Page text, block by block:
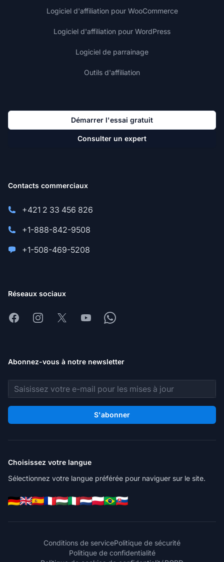
Logiciel d'affiliation pour WooCommerce
Logiciel d'affiliation pour WordPress
Logiciel de parrainage
Outils d'affiliation
Démarrer l'essai gratuit
Consulter un expert
Contacts commerciaux
+421 2 33 456 826
+1-888-842-9508
+1-508-469-5208
Réseaux sociaux
FacebookInstagram
X YoutubeWhatsapp
Abonnez-vous à notre newsletter
Adresse e-mail
S'abonner
Choisissez votre langue
Sélectionnez votre langue préférée pour naviguer sur le site.
Conditions de servicePolitique de sécurité
Politique de confidentialité